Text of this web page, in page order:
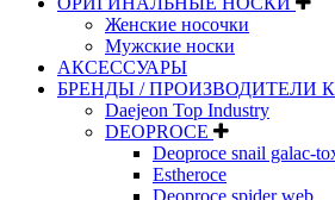
Женские носочки
Мужские носки
АКСЕССУАРЫ
БРЕНДЫ / ПРОИЗВОДИТЕЛИ
Daejeon Top Industry
DEOPROCE
Deoproce snail galac-
Estheroce
Deoproce spider web